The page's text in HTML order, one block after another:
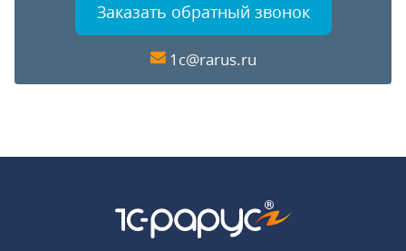
Заказать обратный звонок
1c@rarus.ru